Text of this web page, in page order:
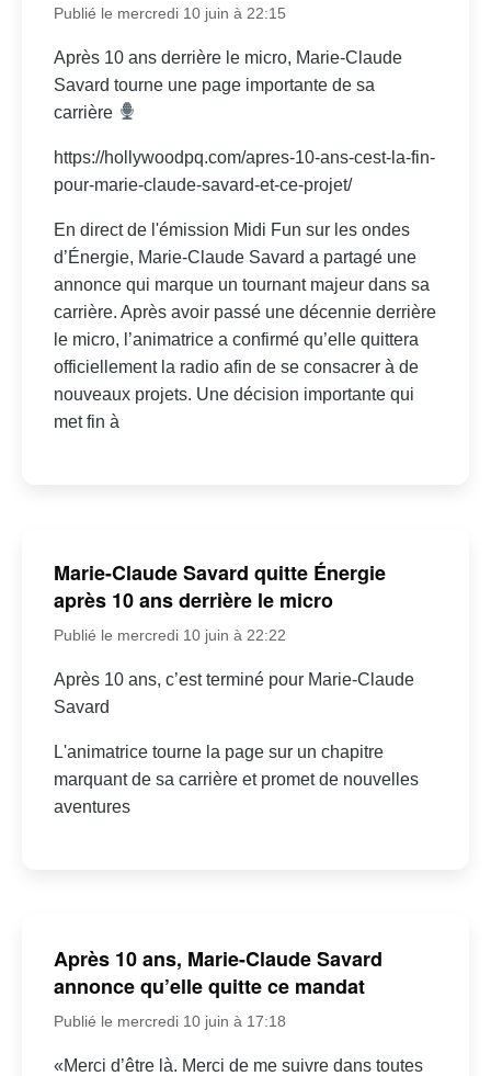
Publié le mercredi 10 juin à 22:15
Après 10 ans derrière le micro, Marie-Claude
Savard tourne une page importante de sa
carrière
https://hollywoodpq.com/apres-10-ans-cest-la-fin-
pour-marie-claude-savard-et-ce-projet/
En direct de l'émission Midi Fun sur les ondes
d’Énergie, Marie-Claude Savard a partagé une
annonce qui marque un tournant majeur dans sa
carrière. Après avoir passé une décennie derrière
le micro, l’animatrice a confirmé qu’elle quittera
officiellement la radio afin de se consacrer à de
nouveaux projets. Une décision importante qui
met fin à
Marie-Claude Savard quitte Énergie
après 10 ans derrière le micro
Publié le mercredi 10 juin à 22:22
Après 10 ans, c’est terminé pour Marie-Claude
Savard
L'animatrice tourne la page sur un chapitre
marquant de sa carrière et promet de nouvelles
aventures
Après 10 ans, Marie-Claude Savard
annonce qu’elle quitte ce mandat
Publié le mercredi 10 juin à 17:18
«Merci d’être là. Merci de me suivre dans toutes